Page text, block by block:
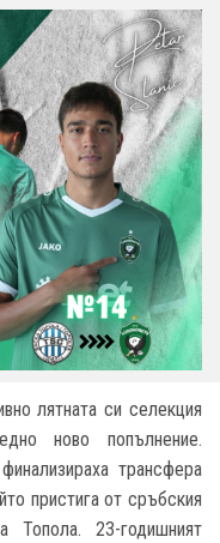
лятната си селекция
ново попълнение.
трансфера
пристига от сръбския
23-годишният